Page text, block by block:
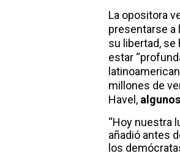
La opositora
presentarse a
su libertad, se
estar
millones de
Havel,
“Hoy nuestra
añadió antes
los